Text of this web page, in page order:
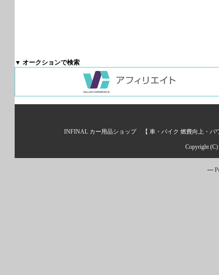
▼ オークションで検索
INFINAL カー用品ショップ 【 車・バイク 燃費向上・パ
Copyright
---